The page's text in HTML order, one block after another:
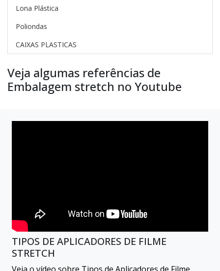
Lona Plástica
Poliondas
CAIXAS PLASTICAS
Veja algumas referências de
Embalagem stretch no Youtube
TIPOS DE APLICADORES DE FILME
STRETCH